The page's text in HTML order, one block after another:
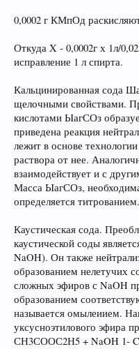
0,0002 г КМпОд
Откуда X - 0,0002г х 1л/
исправление 1 л спирта.
Кальцинированная сода
щелочными свойствами.
кислотами ЫагСОз
приведена реакция
лежит в основе
раствора от нее.
взаимодействует и с
Масса ЫагСОз,
определяется титрованием.
Каустическая сода.
каустической соды
NaOH). Он также
образованием нелетучих
сложных эфиров с NaOH
образованием
называется омылеиием.
уксусноэтилового эфира
СН3СООС2Н5 + NaOH 1-